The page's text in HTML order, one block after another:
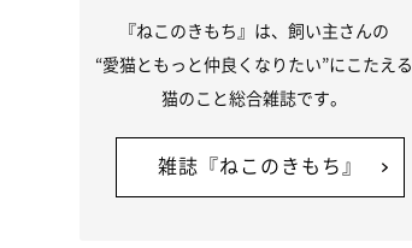
『ねこのきもち』は、飼い主さんの
“愛猫ともっと仲良くなりたい”にこたえる
猫のこと総合雑誌です。
雑誌『ねこのきもち』